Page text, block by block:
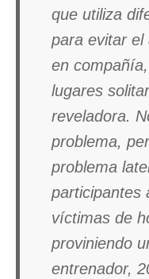
que utiliza
para evitar el
en
lugares
reveladora.
problema,
problema
participantes
víctimas de
proviniendo
entrenador,